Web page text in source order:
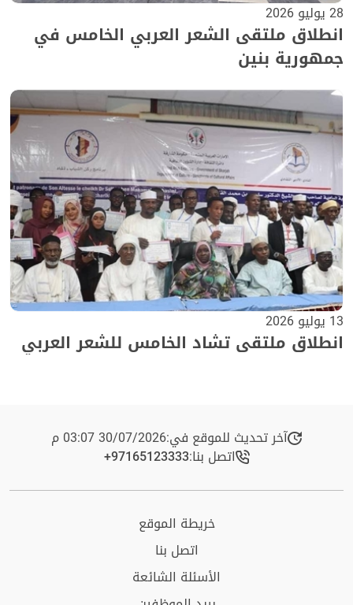
28 يوليو 2026
انطلاق ملتقى الشعر العربي الخامس في
جمهورية بنين
13 يوليو 2026
انطلاق ملتقى تشاد الخامس للشعر العربي
آخر تحديث للموقع في:30/07/2026 03:07 م
اتصل بنا:+97165123333​
خريطة الموقع
اتصل بنا
الأسئلة الشائعة